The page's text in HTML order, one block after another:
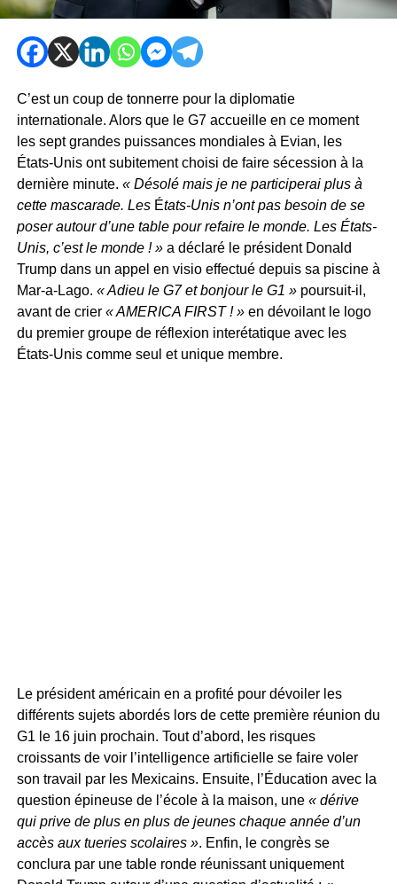
C’est un coup de tonnerre pour la diplomatie
internationale. Alors que le G7 accueille en ce moment
les sept grandes puissances mondiales à Evian, les
États-Unis ont subitement choisi de faire sécession à la
dernière minute. « Désolé mais je ne participerai plus à
cette mascarade. Les États-Unis n’ont pas besoin de se
poser autour d’une table pour refaire le monde. Les États-
Unis, c’est le monde ! »a déclaré le président Donald
Trump dans un appel en visio effectué depuis sa piscine à
Mar-a-Lago. « Adieu le G7 et bonjour le G1 » poursuit-il,
avant de crier « AMERICA FIRST ! »en dévoilant le logo
du premier groupe de réflexion interétatique avec les
États-Unis comme seul et unique membre.
Le président américain en a profité pour dévoiler les
différents sujets abordés lors de cette première réunion du
G1 le 16 juin prochain. Tout d’abord, les risques
croissants de voir l’intelligence artificielle se faire voler
son travail par les Mexicains. Ensuite, l’Éducation avec la
question épineuse de l’école à la maison, une « dérive
qui prive de plus en plus de jeunes chaque année d’un
accès aux tueries scolaires ». Enfin, le congrès se
conclura par une table ronde réunissant uniquement